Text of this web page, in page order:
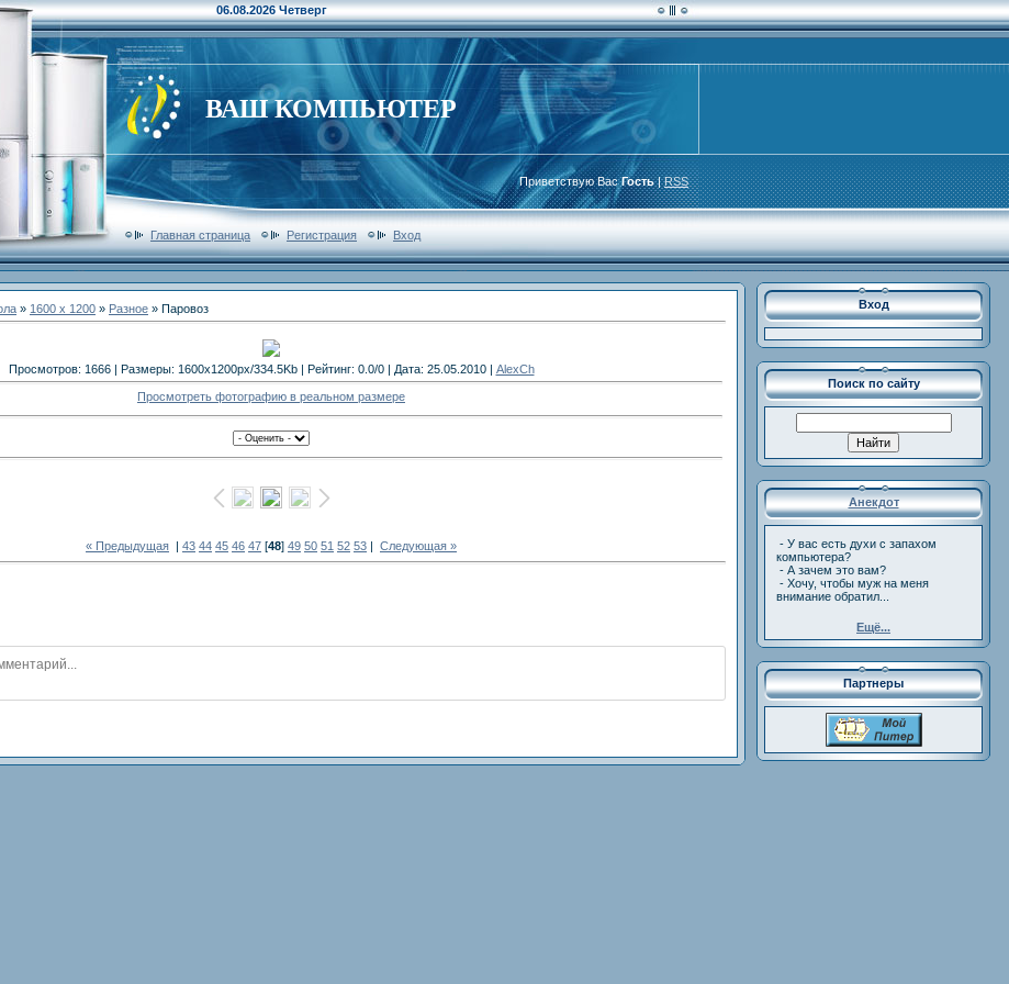
06.08.2026 Четверг
ВАШ КОМПЬЮТЕР
Приветствую ВасГость|RSS
Главная страница Регистрация Вход
» 1600 x 1200 » Разное » Паровоз
Просмотров: 1666 | Размеры: 1600x1200px/334.5Kb | Рейтинг: 0.0/0 | Дата: 25.05.2010 | AlexCh
Просмотреть фотографию в реальном размере
« Предыдущая | 43 44 45 46 47 [48] 49 50 51 52 53 | Следующая »
Вход
Поиск по сайту
Анекдот
- У вас есть духи с запахом
компьютера?
- А зачем это вам?
- Хочу, чтобы муж на меня
внимание обратил...
Ещё...
Партнеры